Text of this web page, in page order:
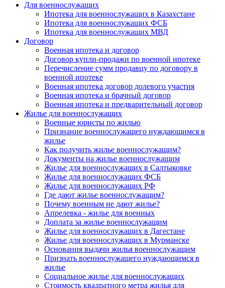
Для военнослужащих
Ипотека для военнослужащих в Казахстане
Ипотека для военнослужащих ФСБ
Ипотека для военнослужащих МВД
Договор
Военная ипотека и договор
Договор купли-продажи по военной ипотеке
Перечисление сумм продавцу по договору в
военной ипотеке
Военная ипотека договор долевого участия
Военная ипотека и брачный договор
Военная ипотека и предварительный договор
Жилье для военнослужащих
Военные юристы по жилью
Признание военнослужащего нуждающимся в
жилье
Как получить жилье военнослужащим?
Документы на жилье военнослужащим
Жилье для военнослужащих в Салтыковке
Жилье для военнослужащих ФСБ
Жилье для военнослужащих РФ
Где дают жилье военнослужащим?
Почему военным не дают жилье?
Апрелевка - жилье для военных
Доплата за жилье военнослужащим
Жилье для военнослужащих в Дагестане
Жилье для военнослужащих в Мурманске
Основания выдачи жилья военнослужащим
Признать военнослужащего нуждающимся в
жилье
Социальное жилье для военнослужащих
Стоимость квадратного метра жилья для